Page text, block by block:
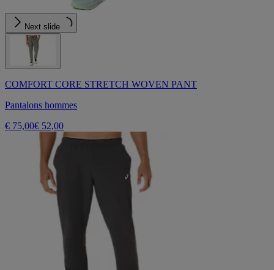
Next slide
COMFORT CORE STRETCH WOVEN PANT
Pantalons hommes
€ 75,00€ 52,00